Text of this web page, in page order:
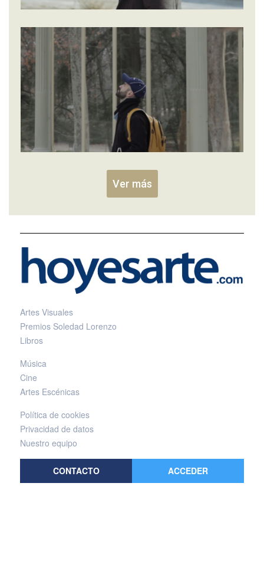
Ver más
Artes Visuales
Premios Soledad Lorenzo
Libros
Música
Cine
Artes Escénicas
Política de cookies
Privacidad de datos
Nuestro equipo
CONTACTO ACCEDER